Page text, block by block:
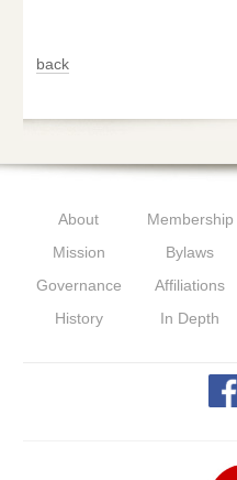
back
About
Mission
Governance
History
Membership
Bylaws
Affiliations
In Depth